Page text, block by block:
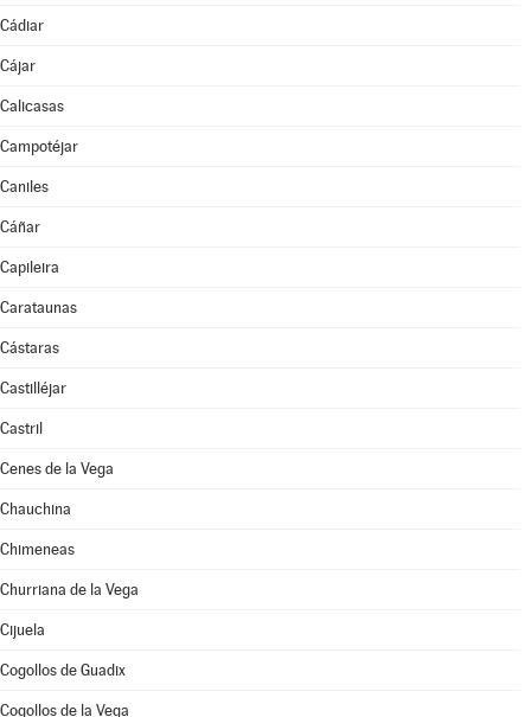
Cádiar
Cájar
Calicasas
Campotéjar
Caniles
Cáñar
Capileira
Carataunas
Cástaras
Castilléjar
Castril
Cenes de la Vega
Chauchina
Chimeneas
Churriana de la Vega
Cijuela
Cogollos de Guadix
Cogollos de la Vega